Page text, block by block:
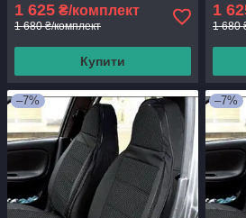
1 625 ₴/комплект
1 680 ₴/комплект
Купити
1
1 680
–7% –7%